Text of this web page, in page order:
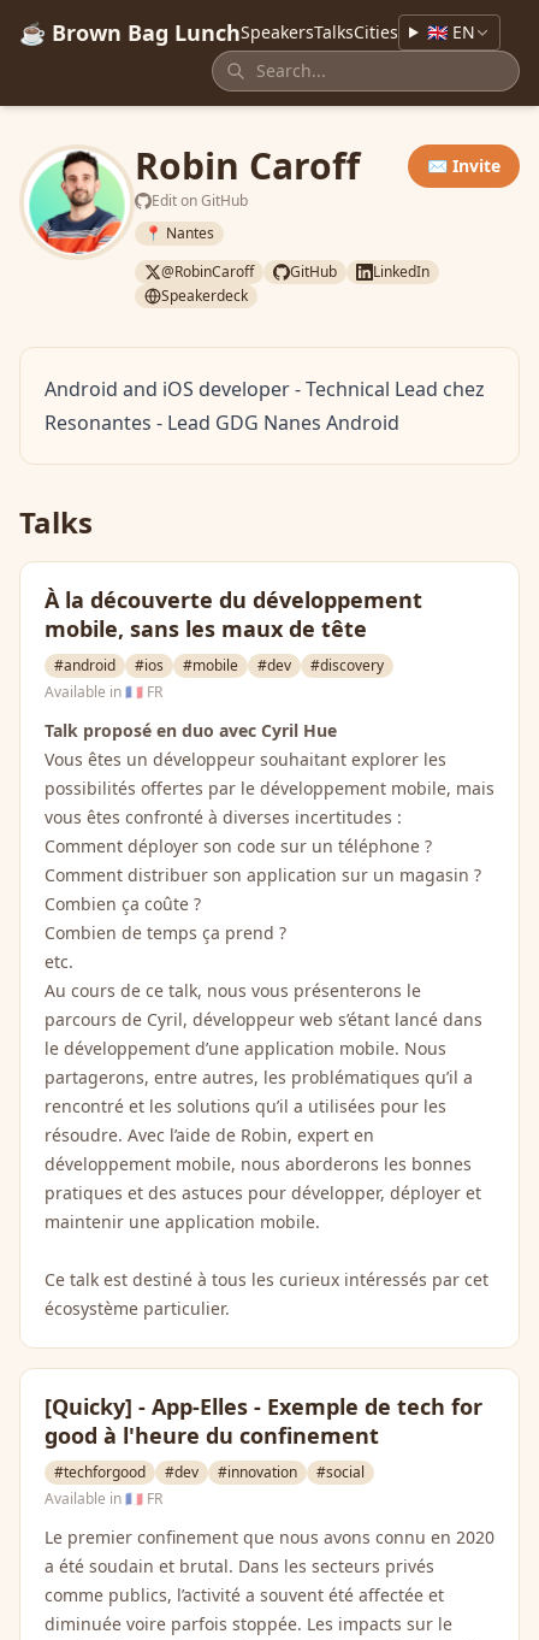
☕ Brown Bag LunchSpeakersTalksCities 🇬🇧 EN
Robin Caroff
Edit on GitHub
✉️ Invite
📍 Nantes
@RobinCaroff
GitHub
LinkedIn
Speakerdeck
Android and iOS developer - Technical Lead chez
Resonantes - Lead GDG Nanes Android
Talks
À la découverte du développement
mobile, sans les maux de tête
#android #ios #mobile #dev
#discovery
Available in🇫🇷 FR
Talk proposé en duo avec Cyril Hue
Vous êtes un développeur souhaitant explorer les
possibilités offertes par le développement mobile, mais
vous êtes confronté à diverses incertitudes :
Comment déployer son code sur un téléphone ?
Comment distribuer son application sur un magasin ?
Combien ça coûte ?
Combien de temps ça prend ?
etc.
Au cours de ce talk, nous vous présenterons le
parcours de Cyril, développeur web s’étant lancé dans
le développement d’une application mobile. Nous
partagerons, entre autres, les problématiques qu’il a
rencontré et les solutions qu’il a utilisées pour les
résoudre. Avec l’aide de Robin, expert en
développement mobile, nous aborderons les bonnes
pratiques et des astuces pour développer, déployer et
maintenir une application mobile.
Ce talk est destiné à tous les curieux intéressés par cet
écosystème particulier.
[Quicky] - App-Elles - Exemple de tech for
good à l'heure du confinement
#techforgood #dev #innovation
#social
Available in🇫🇷 FR
Le premier confinement que nous avons connu en 2020
a été soudain et brutal. Dans les secteurs privés
comme publics, l’activité a souvent été affectée et
diminuée voire parfois stoppée. Les impacts sur le